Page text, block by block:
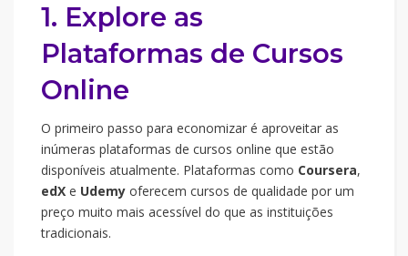
1. Explore as
Plataformas de Cursos
Online
O primeiro passo para economizar é aproveitar as
inúmeras plataformas de cursos online que estão
disponíveis atualmente. Plataformas como Coursera,
edX e Udemy oferecem cursos de qualidade por um
preço muito mais acessível do que as instituições
tradicionais.